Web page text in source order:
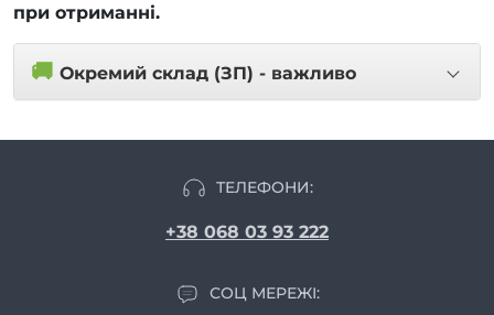
при отриманні.
🚚 Окремий склад (ЗП) - важливо
ТЕЛЕФОНИ:
+38 068 03 93 222
СОЦ МЕРЕЖІ: